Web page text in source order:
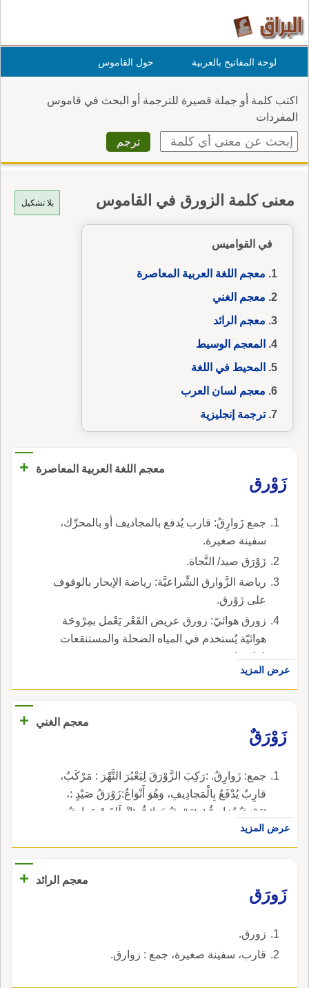
لوحة المفاتيح بالعربية حول القاموس
اكتب كلمة أو جملة قصيرة للترجمة أو البحث في قاموس
المفردات
بلا تشكيل معنى كلمة الزورق في القاموس
في القواميس
معجم اللغة العربية المعاصرة
معجم الغني
معجم الرائد
المعجم الوسيط
المحيط في اللغة
معجم لسان العرب
ترجمة إنجليزية
معجم اللغة العربية المعاصرة
+
زَوْرق
جمع زَوارِقُ: قارب يُدفع بالمجاديف أو بالمحرِّك،
سفينة صغيرة.
زَوْرَق صيد/ النَّجاة.
رياضة الزَّوارق الشِّراعيَّة: رياضة الإبحار بالوقوف
على زَوْرق.
زورق هوائيّ: زورق عريض القَعْر يَعْمل بمِرْوحَة
هوائيّة يُستخدم في المياه الضحلة والمستنقعات
(ملاحة).
عرض المزيد
معجم الغني
+
زَوْرَقٌ
جمع: زَوارِقُ. :رَكِبَ الزَّوْرَقَ لِيَعْبُرَ النَّهْرَ : مَرْكَبٌ،
قارِبٌ يُدْفَعُ بِالْمَجادِيفِ، وَهُوَ أَنْوَاعٌ:زَوْرَقُ صَيْدٍ :،
:زَوْرَقٌ بُخارِيٌّ :، :زَوْرَقٌ هَوائِيٌّ. :اِنْطَلقَتْ زَوارِقُ
النَّجاةِ تَبْحَثُ عَنْ جُثَّةِ الغَريقِ :الرَّجُلُ والْمَرْأَةُ
مِجْدَافانِ في زَوْرَقِ البَيْتِ. (م. ص. الرافعي).
عرض المزيد
معجم الرائد
+
زَورَق
زورق.
قارب، سفينة صغيرة، جمع : زوارق.